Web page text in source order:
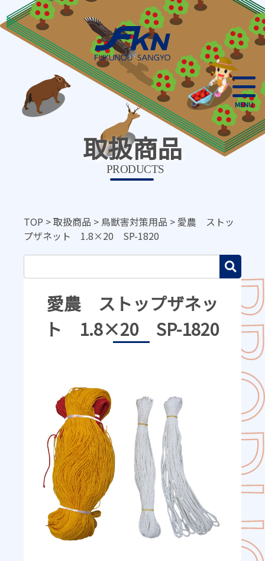
MENU
取扱商品
PRODUCTS
TOP >取扱商品 > 鳥獣害対策用品 > 愛農 ストッ
プザネット 1.8×20 SP-1820
愛農 ストップザネッ
ト 1.8×20 SP-1820